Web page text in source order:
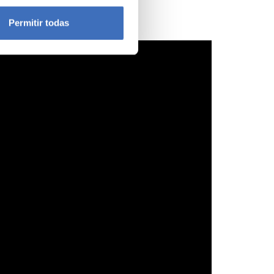
en la
Permitir todas